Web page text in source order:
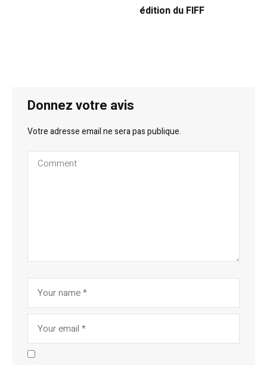
édition du FIFF
Donnez votre avis
Votre adresse email ne sera pas publique.